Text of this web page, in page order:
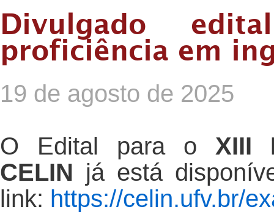
Divulgado
proficiência em
19 de agosto de 2025
O Edital para o XIII
CELIN já está
link: https://celin.ufv.br/